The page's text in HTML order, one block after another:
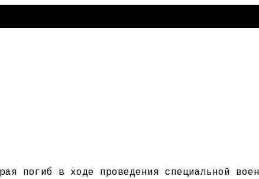
погиб в ходе проведения специальной